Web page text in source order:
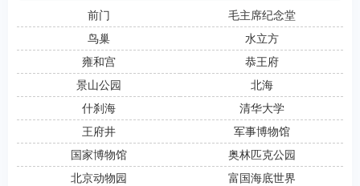
前门
毛主席纪念堂
鸟巢
水立方
雍和宫
恭王府
景山公园
北海
什刹海
清华大学
王府井
军事博物馆
国家博物馆
奥林匹克公园
北京动物园
富国海底世界